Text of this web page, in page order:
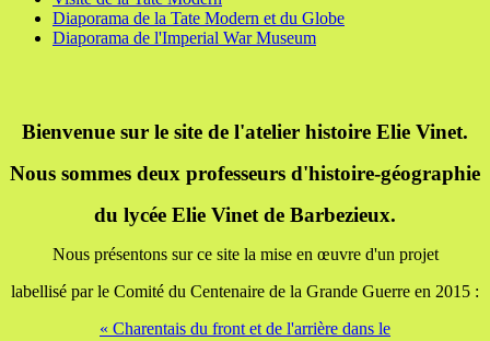
Diaporama de la Tate Modern et du Globe
Diaporama de l'Imperial War Museum
Bienvenue sur le site de l'atelier histoire Elie Vinet.
Nous sommes deux professeurs d'histoire-géographie
du lycée Elie Vinet de Barbezieux.
Nous présentons sur ce site la mise en œuvre d'un projet
labellisé par le Comité du Centenaire de la Grande Guerre en 2015 :
« Charentais du front et de l'arrière dans le